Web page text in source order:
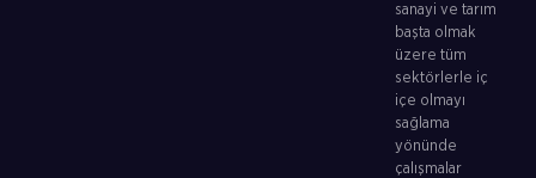
sanayi ve tarım
başta olmak
üzere tüm
sektörlerle iç
içe olmayı
sağlama
yönünde
çalışmalar